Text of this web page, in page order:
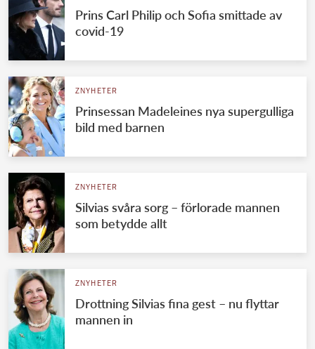
Prins Carl Philip och Sofia smittade av
covid-19
ZNYHETER
Prinsessan Madeleines nya supergulliga
bild med barnen
ZNYHETER
Silvias svåra sorg – förlorade mannen
som betydde allt
ZNYHETER
Drottning Silvias fina gest – nu flyttar
mannen in